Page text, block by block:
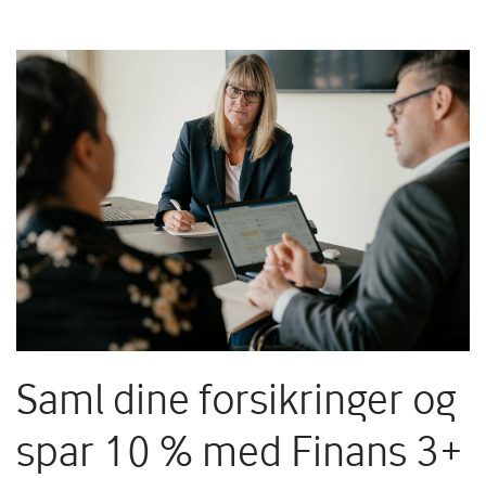
Saml dine forsikringer og
spar 10 % med Finans 3+